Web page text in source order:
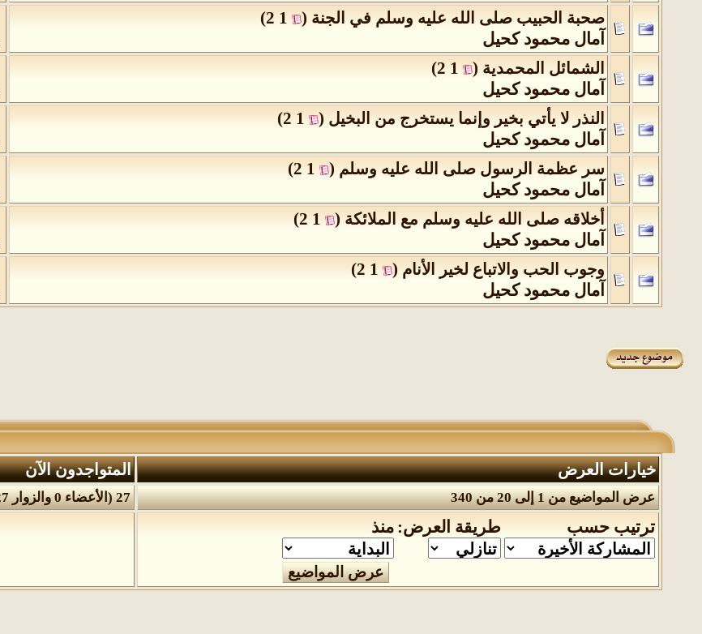
صحبة الحبيب صلى الله عليه وسلم في الجنة (
1
2
)
آمال محمود كحيل
الشمائل المحمدية (
1
2
)
آمال محمود كحيل
النذر لا يأتي بخير وإنما يستخرج من البخيل (
1
2
)
آمال محمود كحيل
سر عظمة الرسول صلى الله عليه وسلم (
1
2
)
آمال محمود كحيل
أخلاقه صلى الله عليه وسلم مع الملائكة (
1
2
)
آمال محمود كحيل
وجوب الحب والاتباع لخير الأنام (
1
2
)
آمال محمود كحيل
خيارات العرض المتواجدون الآن
عرض المواضيع من 1 إلى 20 من 340 27 (الأعضاء 0 والزوار 27)
ترتيب حسب طريقة العرض:منذ